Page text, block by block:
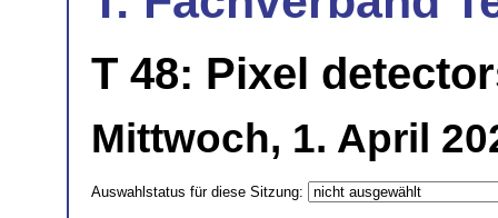
T 48: Pixel
Mittwoch, 1. April
Auswahlstatus für diese Sitzung: